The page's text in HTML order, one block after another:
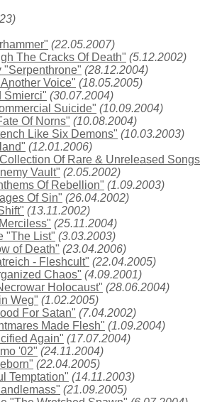
(22.05.2007)
The Cracks Of Death" (5.12.2002)
"Serpenthrone" (28.12.2004)
Voice" (18.05.2005)
Śmierci" (30.07.2004)
Suicide" (10.09.2004)
Of Norns" (10.08.2004)
Like Six Demons" (10.03.2003)
(12.01.2006)
Of Rare & Unreleased Songs
Vault" (2.05.2002)
Of Rebellion" (1.09.2003)
Of Sin" (26.04.2002)
(13.11.2002)
(25.11.2004)
"The List" (3.03.2003)
of Death" (23.04.2006)
- Fleshcult" (22.04.2005)
Chaos" (4.09.2001)
Holocaust" (28.06.2004)
Weg" (1.02.2005)
For Satan" (7.04.2002)
Made Flesh" (1.09.2004)
Again" (17.07.2004)
'02" (24.11.2004)
(22.04.2005)
Temptation" (14.11.2003)
(21.09.2005)